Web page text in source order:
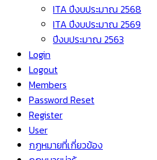
ITA ปีงบประมาณ 2568
ITA ปีงบประมาณ 2569
ปีงบประมาณ 2563
Login
Logout
Members
Password Reset
Register
User
กฏหมายที่เกี่ยวข้อง